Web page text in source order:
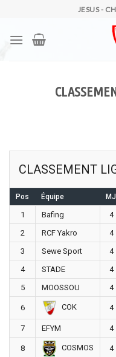
content
JESUS -
CLASSEMENT
Pos Équipe MJ
1 Bafing 4
2
RCF Yakro 4
3
Sewe Sport 4
4
STADE 4
5
MOOSSOU 4
6 COK 4
7 EFYM 4
8 COSMOS 4